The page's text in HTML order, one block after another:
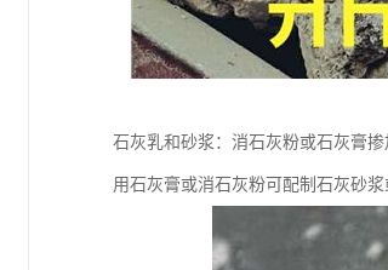
石灰乳和砂浆：消石灰粉或石灰膏掺
用石灰膏或消石灰粉可配制石灰砂